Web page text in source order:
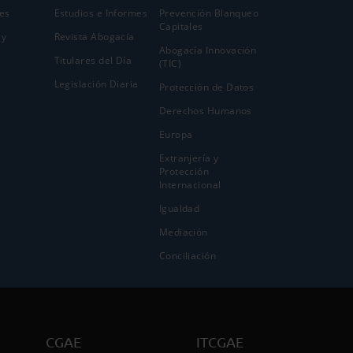
Estudios e Informes
Revista Abogacía
Titulares del Día
Legislación Diaria
Prevención Blanqueo
Capitales
Abogacía Innovación
(TIC)
Protección de Datos
Derechos Humanos
Europa
Extranjería y
Protección
Internacional
Igualdad
Mediación
Conciliación
CGAE ITCGAE